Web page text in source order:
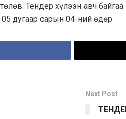
Тендер хүлээн авч байгаа
дугаар сарын 04-ний өдөр
Next Post